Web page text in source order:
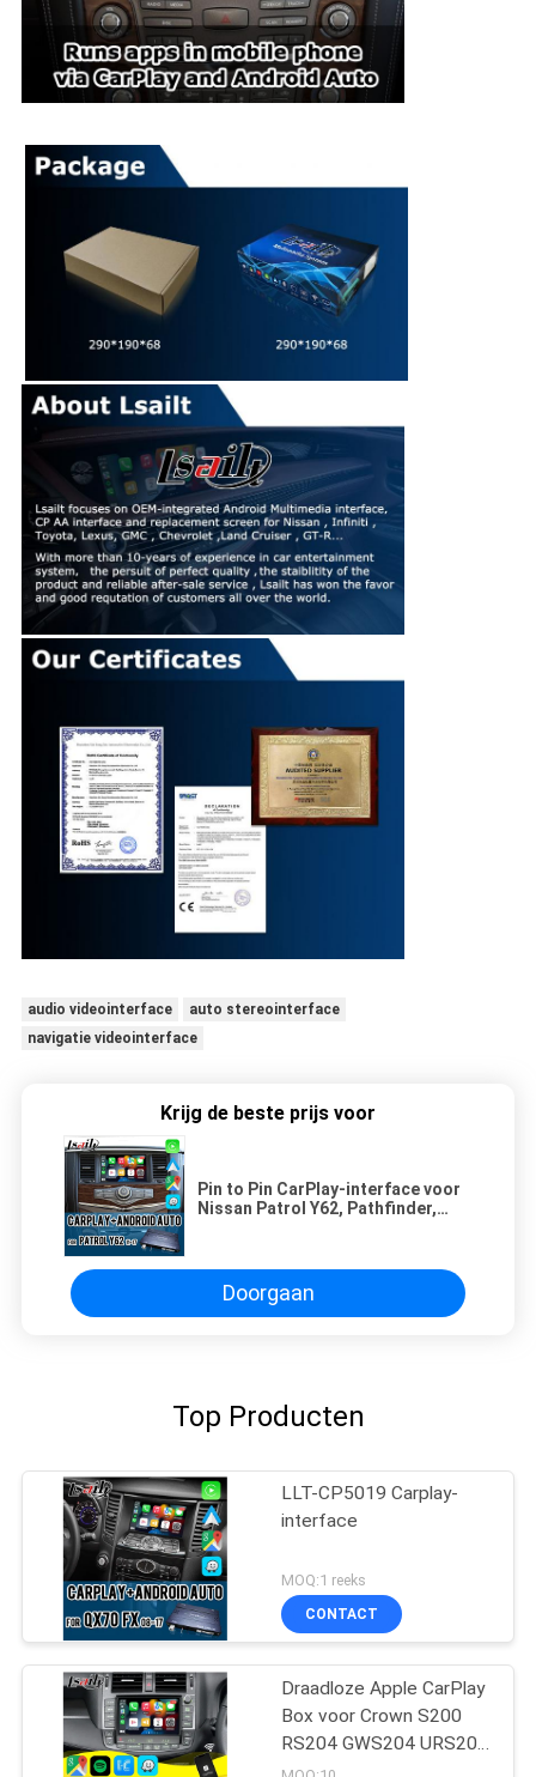
audio videointerface
auto stereointerface
navigatie videointerface
Krijg de beste prijs voor
Pin to Pin CarPlay-interface voor
Nissan Patrol Y62, Pathfinder,
Doorgaan
Top Producten
LLT-CP5019 Carplay-
interface
MOQ:1 reeks
CONTACT
Draadloze Apple CarPlay
Box voor Crown S200
RS204 GWS204 URS204
URS206 Majesta XV